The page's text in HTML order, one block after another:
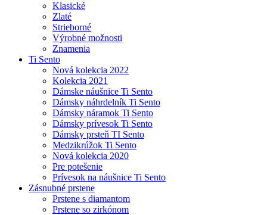
Klasické
Zlaté
Strieborné
Výrobné možnosti
Znamenia
Ti Sento
Nová kolekcia 2022
Kolekcia 2021
Dámske náušnice Ti Sento
Dámsky náhrdelník Ti Sento
Dámsky náramok Ti Sento
Dámsky prívesok Ti Sento
Dámsky prsteň TI Sento
Medzikrúžok Ti Sento
Nová kolekcia 2020
Pre potešenie
Prívesok na náušnice Ti Sento
Zásnubné prstene
Prstene s diamantom
Prstene so zirkónom